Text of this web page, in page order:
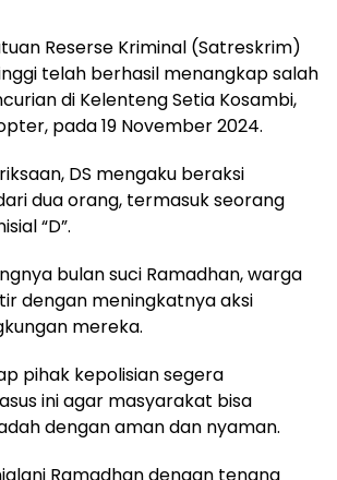
Reserse Kriminal (Satreskrim)
telah berhasil menangkap salah
di Kelenteng Setia Kosambi,
pada 19 November 2024.
DS mengaku beraksi
dua orang, termasuk seorang
“D”.
bulan suci Ramadhan, warga
dengan meningkatnya aksi
mereka.
pihak kepolisian segera
ini agar masyarakat bisa
dengan aman dan nyaman.
Ramadhan dengan tenang